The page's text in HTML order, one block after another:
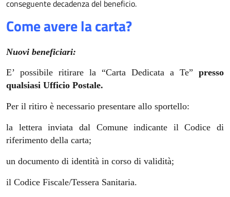
conseguente decadenza del beneficio.
Come avere la carta?
Nuovi beneficiari:
E’ possibile ritirare la “Carta Dedicata a Te” presso
qualsiasi Ufficio Postale.
Per il ritiro è necessario presentare allo sportello:
la lettera inviata dal Comune indicante il Codice di
riferimento della carta;
un documento di identità in corso di validità;
il Codice Fiscale/Tessera Sanitaria.